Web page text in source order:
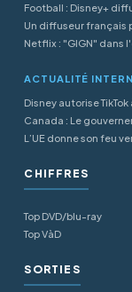
Football : Disney+
Un diffuseur français
Netflix : "GIGN" dans
ACTUALITÉ
Disney autorise
Canada : Le
L’UE donne son feu
CHIFFRES
Top DVD/blu-ray
Top VàD
SORTIES